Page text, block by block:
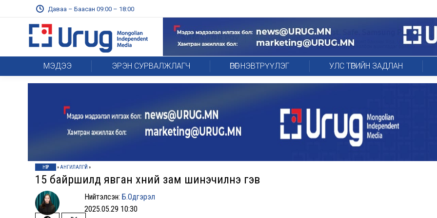
Даваа – Баасан 09:00 – 18:00
МЭДЭЭ ЭРЭН СУРВАЛЖЛАГЧ ӨРӨГ НЭВТРҮҮЛЭГ УЛС ТӨРИЙН ЗАДЛАН
НҮҮР » АНГИЛАЛГҮЙ »
15 байршилд явган хүний зам шинэчилнэ гэв
Нийтэлсэн:Б.Одгэрэл
2025.05.29 10:30